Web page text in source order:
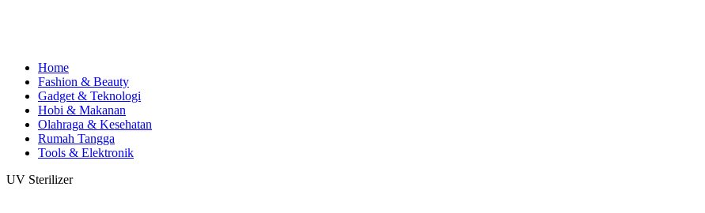
Home
Fashion & Beauty
Gadget & Teknologi
Hobi & Makanan
Olahraga & Kesehatan
Rumah Tangga
Tools & Elektronik
UV Sterilizer